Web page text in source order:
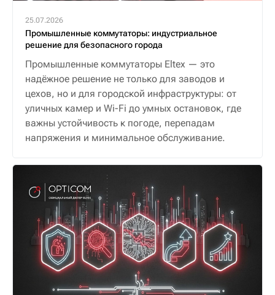
25.07.2026
Промышленные коммутаторы: индустриальное
решение для безопасного города
Промышленные коммутаторы Eltex — это
надёжное решение не только для заводов и
цехов, но и для городской инфраструктуры: от
уличных камер и Wi-Fi до умных остановок, где
важны устойчивость к погоде, перепадам
напряжения и минимальное обслуживание.